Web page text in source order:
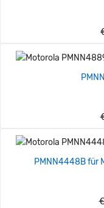
PMNN4448B für